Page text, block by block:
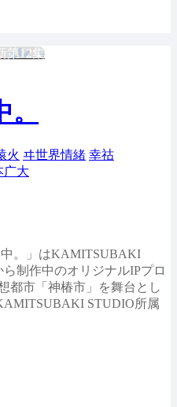
第12集
火 ヰ世界情緒 幸祜
广大
。」はKAMITSUBAKI
ら制作中のオリジナルIPプロ
市「神椿市」を舞台とし
STUDIO所属